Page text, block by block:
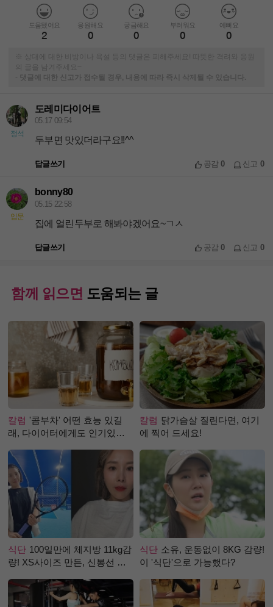
도움됐어요
2
응원해요
0
궁금해요
0
부러워요
0
예뻐요
0
※ 상대에 대한 비방이나 욕설 등의 댓글은 피해주세요! 따뜻한 격려와 응원
의 글을 남겨주세요~
-
댓글에 대한 신고가 접수될 경우, 내용에 따라 즉시 삭제될 수 있습니다.
정석
도레미다이어트
05.17 09:54
두부면 맛있더라구요!!^^
답글쓰기 공감0 신고 0
입문
bonny80
05.15 22:58
집에 얼린두부로 해봐야겠어요~ㄱㅅ
답글쓰기 공감0 신고 0
함께 읽으면 도움되는 글
칼럼 '콤부차' 어떤 효능 있길
래, 다이어터에게도 인기있는
칼럼 닭가슴살 질린다면, 여기
에 찍어 드세요!
식단 100일만에 체지방 11kg감
량! XS사이즈 만든, 신봉선 식
식단 소유, 운동없이 8KG 감량!
이 '식단'으로 가능했다?